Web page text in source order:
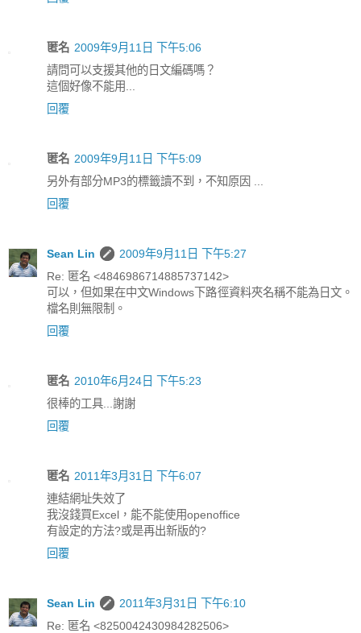
匿名 2009年9月11日 下午5:06
請問可以支援其他的日文編碼嗎？
這個好像不能用...
回覆
匿名 2009年9月11日 下午5:09
另外有部分MP3的標籤讀不到，不知原因 ...
回覆
Sean Lin
2009年9月11日 下午5:27
Re: 匿名 <4846986714885737142>
可以，但如果在中文Windows下路徑資料夾名稱不能為日文。
檔名則無限制。
回覆
匿名 2010年6月24日 下午5:23
很棒的工具...謝謝
回覆
匿名 2011年3月31日 下午6:07
連結網址失效了
我沒錢買Excel，能不能使用openoffice
有設定的方法?或是再出新版的?
回覆
Sean Lin
2011年3月31日 下午6:10
Re: 匿名 <8250042430984282506>